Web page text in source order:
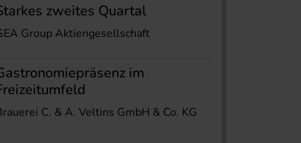
zweites Quartal
Group Aktiengesellschaft
im
C. & A. Veltins GmbH & Co. KG